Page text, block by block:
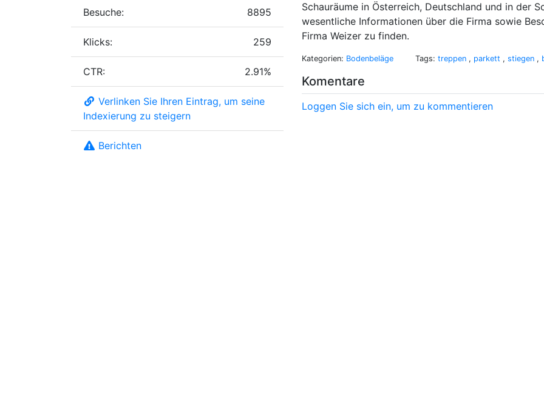
Schauräume in Österreich, Deutschland und in der
wesentliche Informationen über die Firma sowie
Firma Weizer zu finden.
Kategorien: Bodenbeläge Tags: treppen , parkett , stiegen ,
Komentare
Loggen Sie sich ein, um zu kommentieren
Besuche: 8895
Klicks: 259
CTR: 2.91%
Verlinken Sie Ihren Eintrag, um seine
Indexierung zu steigern
Berichten